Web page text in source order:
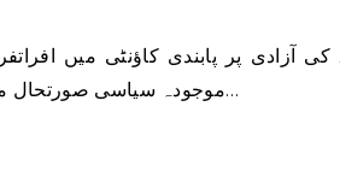
موجودہ سیاسی صورتحال میں ملک اس قسم کے افراتفری کا متحمل نہیں ہو سکتا…